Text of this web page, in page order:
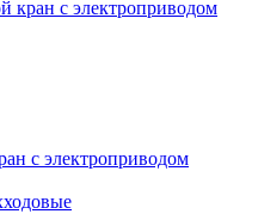
кран с электроприводом
с электроприводом